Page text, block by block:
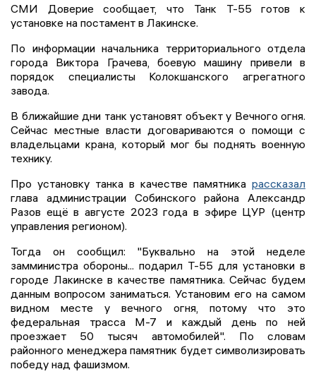
СМИ Доверие сообщает, что Танк Т-55 готов к
установке на постамент в Лакинске.
По информации начальника территориального отдела
города Виктора Грачева, боевую машину привели в
порядок специалисты Колокшанского агрегатного
завода.
В ближайшие дни танк установят объект у Вечного огня.
Сейчас местные власти договариваются о помощи с
владельцами крана, который мог бы поднять военную
технику.
Про установку танка в качестве памятника рассказал
глава администрации Собинского района Александр
Разов ещё в августе 2023 года в эфире ЦУР (центр
управления регионом).
Тогда он сообщил: "Буквально на этой неделе
замминистра обороны... подарил Т-55 для установки в
городе Лакинске в качестве памятника. Сейчас будем
данным вопросом заниматься. Установим его на самом
видном месте у вечного огня, потому что это
федеральная трасса М-7 и каждый день по ней
проезжает 50 тысяч автомобилей". По словам
районного менеджера памятник будет символизировать
победу над фашизмом.